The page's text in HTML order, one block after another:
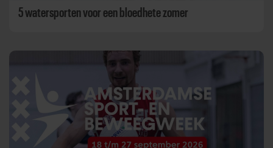
5 watersporten voor een bloedhete zomer